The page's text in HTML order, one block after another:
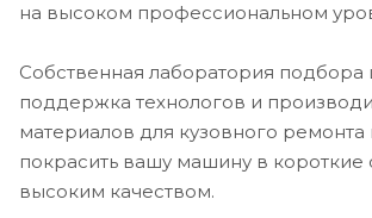
на высоком профессиональном
Собственная лаборатория подбора
поддержка технологов и
материалов для кузовного
покрасить вашу машину в короткие
высоким качеством.